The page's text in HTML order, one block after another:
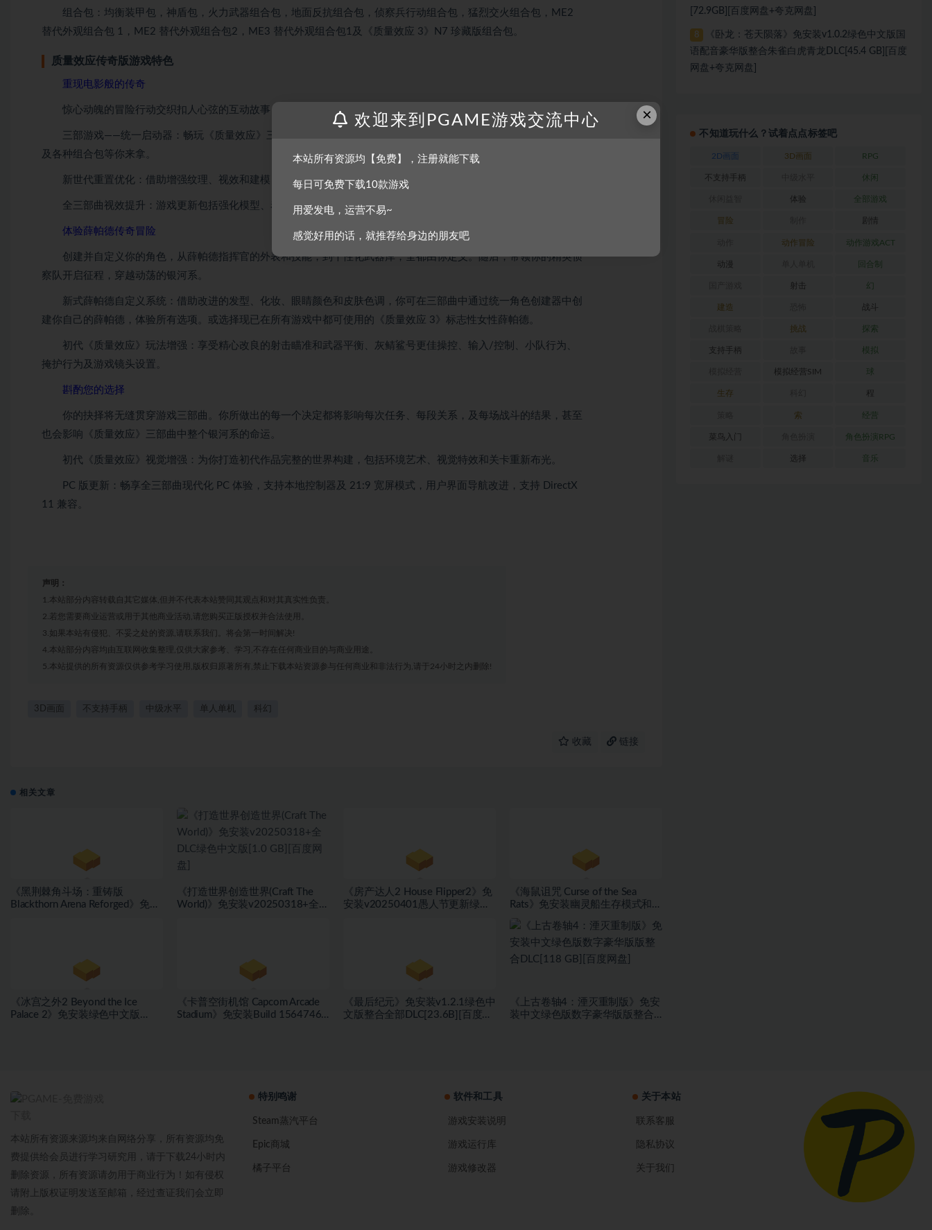
组合包：均衡装甲包，神盾包，火力武器组合包，地面反抗组合包，侦察兵行动组合包，猛烈交火组合包，ME2
替代外观组合包 1，ME2 替代外观组合包2，ME3 替代外观组合包1及《质量效应 3》N7 珍藏版组合包。
质量效应传奇版游戏特色
重现电影般的传奇
惊心动魄的冒险行动交织扣人心弦的互动故事，你将决定如何展开属于你的独特故事。
三部游戏——统一启动器：畅玩《质量效应》三部曲单人基础游戏及超过 40 款 DLC，更有多种促销武器、装甲，
及各种组合包等你来拿。
新世代重置优化：借助增强纹理、视效和建模，在 4K Ultra HD 下重温经典三部曲，全部支持 HDR。
全三部曲视效提升：游戏更新包括强化模型、着色器、FX、照明和景深以及全解析音频。
体验薛帕德传奇冒险
创建并自定义你的角色，从薛帕德指挥官的外表和技能，到个性化武器库，全都由你定义。随后，带领你的精英侦
察队开启征程，穿越动荡的银河系。
新式薛帕德自定义系统：借助改进的发型、化妆、眼睛颜色和皮肤色调，你可在三部曲中通过统一角色创建器中创
建你自己的薛帕德，体验所有选项。或选择现已在所有游戏中都可使用的《质量效应 3》标志性女性薛帕德。
初代《质量效应》玩法增强：享受精心改良的射击瞄准和武器平衡、灰鲭鲨号更佳操控、输入/控制、小队行为、
掩护行为及游戏镜头设置。
斟酌您的选择
你的抉择将无缝贯穿游戏三部曲。你所做出的每一个决定都将影响每次任务、每段关系，及每场战斗的结果，甚至
也会影响《质量效应》三部曲中整个银河系的命运。
初代《质量效应》视觉增强：为你打造初代作品完整的世界构建，包括环境艺术、视觉特效和关卡重新布光。
PC 版更新：畅享全三部曲现代化 PC 体验，支持本地控制器及 21:9 宽屏模式，用户界面导航改进，支持 DirectX
11 兼容。
声明：
1.本站部分内容转载自其它媒体,但并不代表本站赞同其观点和对其真实性负责。
2.若您需要商业运营或用于其他商业活动,请您购买正版授权并合法使用。
3.如果本站有侵犯、不妥之处的资源,请联系我们。将会第一时间解决!
4.本站部分内容均由互联网收集整理,仅供大家参考、学习,不存在任何商业目的与商业用途。
5.本站提供的所有资源仅供参考学习使用,版权归原著所有,禁止下载本站资源参与任何商业和非法行为,请于24小时之内删除!
3D画面 不支持手柄 中级水平 单人单机 科幻
收藏 链接
相关文章
《黑荆棘角斗场：重铸版
Blackthorn Arena Reforged》免安
《打造世界创造世界(Craft The
World)》免安装v20250318+全
《房产达人2 House Flipper2》免
安装v20250401愚人节更新绿色
《海鼠诅咒 Curse of the Sea
Rats》免安装幽灵船生存模式和海
GB][百度网盘]
《冰宫之外2 Beyond the Ice
Palace 2》免安装绿色中文版
《卡普空街机馆 Capcom Arcade
Stadium》免安装Build 15647467
《最后纪元》免安装v1.2.1绿色中
文版整合全部DLC[23.6B][百度网
《上古卷轴4：湮灭重制版》免安
装中文绿色版数字豪华版版整合
[72.9GB][百度网盘+夸克网盘]
8
《卧龙：苍天陨落》免安装v1.0.2绿色中文版国
语配音豪华版整合朱雀白虎青龙DLC[45.4 GB][百度
网盘+夸克网盘]
不知道玩什么？试着点点标签吧
2D画面 3D画面 RPG
不支持手柄 休闲
体验 全部游戏
冒险 剧情
动作冒险 动作游戏ACT
动漫 回合制
射击 幻
建造 战斗
挑战 探索
支持手柄 模拟
模拟经营SIM 球
生存 程
索 经营
菜鸟入门 角色扮演RPG
选择 音乐
本站所有资源来源均来自网络分享，所有资源均免
费提供给会员进行学习研究用，请于下载24小时内
删除资源，所有资源请勿用于商业行为！如有侵权
请附上版权证明发送至邮箱，经过查证我们会立即
删除。
特别鸣谢
Steam蒸汽平台
Epic商城
橘子平台
软件和工具
游戏安装说明
游戏运行库
游戏修改器
关于本站
联系客服
隐私协议
关于我们
×
欢迎来到PGAME游戏交流中心
本站所有资源均【免费】，注册就能下载
每日可免费下载10款游戏
用爱发电，运营不易~
感觉好用的话，就推荐给身边的朋友吧